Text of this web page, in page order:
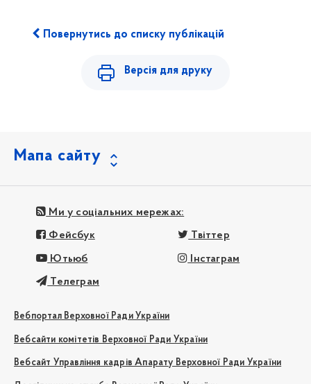
Повернутись до списку публікацій
Версія для друку
Мапа сайту
Ми у соціальних мережах:
Фейсбук Твіттер
Ютьюб Інстаграм
Телеграм
Вебпортал Верховної Ради України
Вебсайти комітетів Верховної Ради України
Вебсайт Управління кадрів Апарату Верховної Ради України